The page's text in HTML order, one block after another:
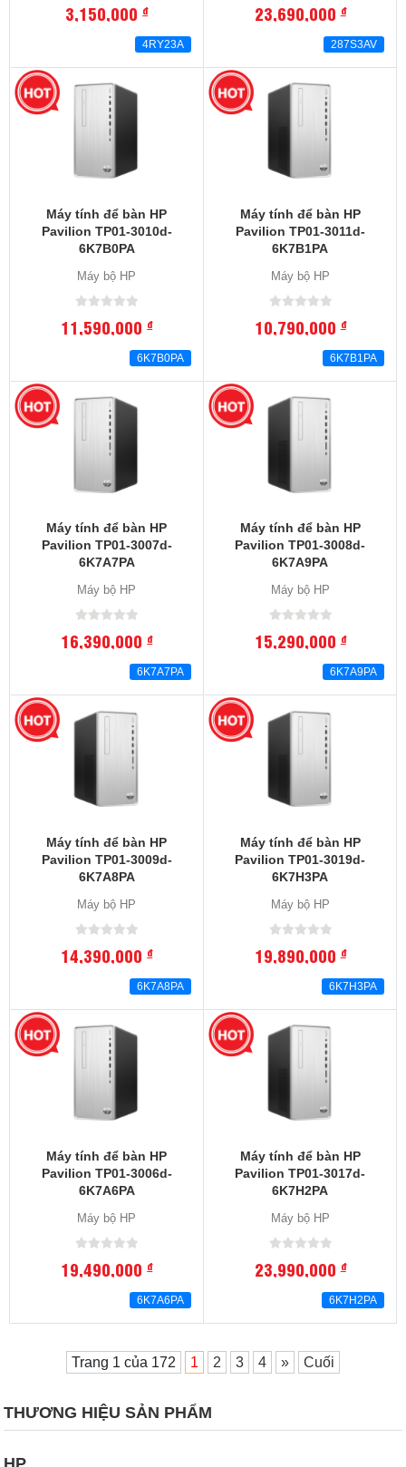
THƯƠNG HIỆU SẢN PHẨM
3,150,000đ
4RY23A
23,690,000đ
287S3AV
Máy tính để bàn HP
Pavilion TP01-3010d-
6K7B0PA
Máy bộ HP
11,590,000đ
6K7B0PA
Máy tính để bàn HP
Pavilion TP01-3011d-
6K7B1PA
Máy bộ HP
10,790,000đ
6K7B1PA
Máy tính để bàn HP
Pavilion TP01-3007d-
6K7A7PA
Máy bộ HP
16,390,000đ
6K7A7PA
Máy tính để bàn HP
Pavilion TP01-3008d-
6K7A9PA
Máy bộ HP
15,290,000đ
6K7A9PA
Máy tính để bàn HP
Pavilion TP01-3009d-
6K7A8PA
Máy bộ HP
14,390,000đ
6K7A8PA
Máy tính để bàn HP
Pavilion TP01-3019d-
6K7H3PA
Máy bộ HP
19,890,000đ
6K7H3PA
Máy tính để bàn HP
Pavilion TP01-3006d-
6K7A6PA
Máy bộ HP
19,490,000đ
6K7A6PA
Máy tính để bàn HP
Pavilion TP01-3017d-
6K7H2PA
Máy bộ HP
23,990,000đ
6K7H2PA
Trang 1 của 172 1 2 3 4 » Cuối